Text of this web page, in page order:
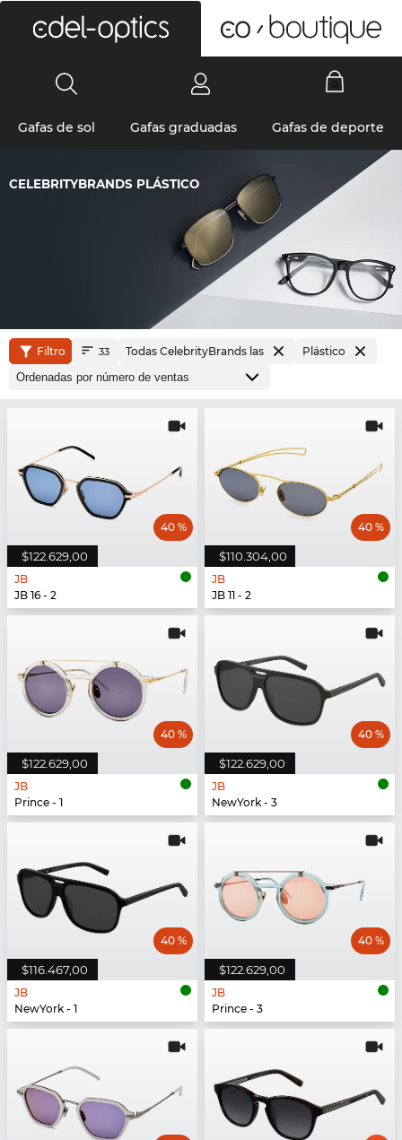
Gafas de sol Gafas graduadas Gafas de deporte
CELEBRITYBRANDS PLÁSTICO
Filtro 33 Todas CelebrityBrands las Plástico
$122.629,00
40 %
JB
JB 16 - 2
$110.304,00
40 %
JB
JB 11 - 2
$122.629,00
40 %
JB
Prince - 1
$122.629,00
40 %
JB
NewYork - 3
$116.467,00
40 %
JB
NewYork - 1
$122.629,00
40 %
JB
Prince - 3